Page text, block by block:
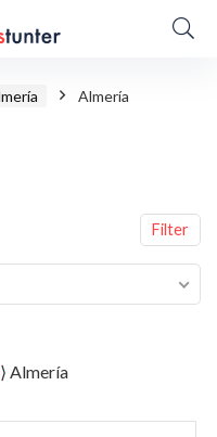
Almería
Filter
⟩ Almería